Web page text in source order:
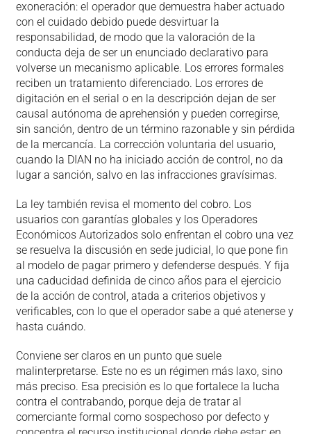
exoneración: el operador que demuestra haber actuado
con el cuidado debido puede desvirtuar la
responsabilidad, de modo que la valoración de la
conducta deja de ser un enunciado declarativo para
volverse un mecanismo aplicable. Los errores formales
reciben un tratamiento diferenciado. Los errores de
digitación en el serial o en la descripción dejan de ser
causal autónoma de aprehensión y pueden corregirse,
sin sanción, dentro de un término razonable y sin pérdida
de la mercancía. La corrección voluntaria del usuario,
cuando la DIAN no ha iniciado acción de control, no da
lugar a sanción, salvo en las infracciones gravísimas.
La ley también revisa el momento del cobro. Los
usuarios con garantías globales y los Operadores
Económicos Autorizados solo enfrentan el cobro una vez
se resuelva la discusión en sede judicial, lo que pone fin
al modelo de pagar primero y defenderse después. Y fija
una caducidad definida de cinco años para el ejercicio
de la acción de control, atada a criterios objetivos y
verificables, con lo que el operador sabe a qué atenerse y
hasta cuándo.
Conviene ser claros en un punto que suele
malinterpretarse. Este no es un régimen más laxo, sino
más preciso. Esa precisión es lo que fortalece la lucha
contra el contrabando, porque deja de tratar al
comerciante formal como sospechoso por defecto y